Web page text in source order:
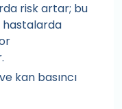
risk artar; bu
hastalarda
kan basıncı